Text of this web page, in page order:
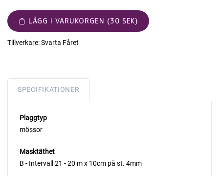
LÄGG I VARUKORGEN (30 SEK)
Tillverkare:Svarta Fåret
SPECIFIKATIONER
Plaggtyp
mössor
Masktäthet
B - Intervall 21 - 20 m x 10cm på st. 4mm